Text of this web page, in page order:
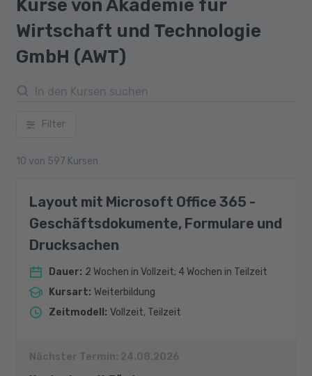
Kurse von Akademie für
Wirtschaft und Technologie
GmbH (AWT)
Filter
10 von 597 Kursen
Layout mit Microsoft Office 365 -
Geschäftsdokumente, Formulare und
Drucksachen
Dauer: 2 Wochen in Vollzeit; 4 Wochen in Teilzeit
Kursart: Weiterbildung
Zeitmodell : Vollzeit, Teilzeit
Nächster Termin: 24.08.2026